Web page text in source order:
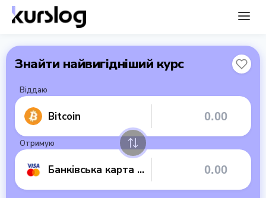
Знайти найвигідніший курс
Віддаю
Bitcoin
Отримую
Банківська карта KGS